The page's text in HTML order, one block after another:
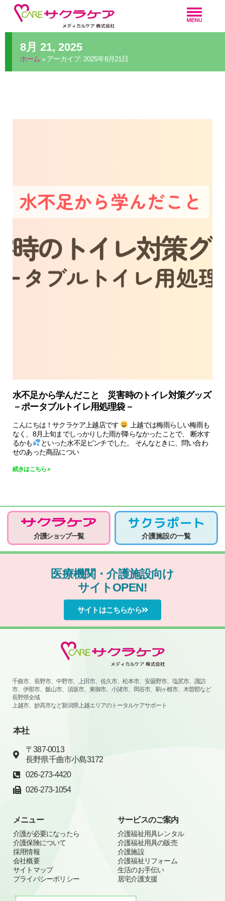
8月 21, 2025
ホーム » アーカイブ: 2025年8月21日
水不足から学んだこと 災害時のトイレ対策グッズ
－ポータブルトイレ用処理袋－
こんにちは！サクラケア上越店です
上越では梅雨らしい梅雨も
なく、8月上旬までしっかりした雨が降らなかったことで、 断水す
るかも
といった水不足ピンチでした。 そんなときに、問い合わ
せのあった商品につい
続きはこちら »
介護ショップ一覧 介護施設の一覧
医療機関・介護施設向け
サイトOPEN!
サイトはこちらから
千曲市、長野市、中野市、上田市、佐久市、松本市、安曇野市、塩尻市、諏訪
市、伊那市、飯山市、須坂市、東御市、小諸市、岡谷市、駒ヶ根市、木曽郡など
長野県全域
上越市、妙高市など新潟県上越エリアのトータルケアサポート
本社
〒387-0013
長野県千曲市小島3172
026-273-4420
026-273-1054
メニュー
介護が必要になったら
介護保険について
採用情報
会社概要
サイトマップ
プライバシーポリシー
サービスのご案内
介護福祉用具レンタル
介護福祉用具の販売
介護施設
介護福祉リフォーム
生活のお手伝い
居宅介護支援